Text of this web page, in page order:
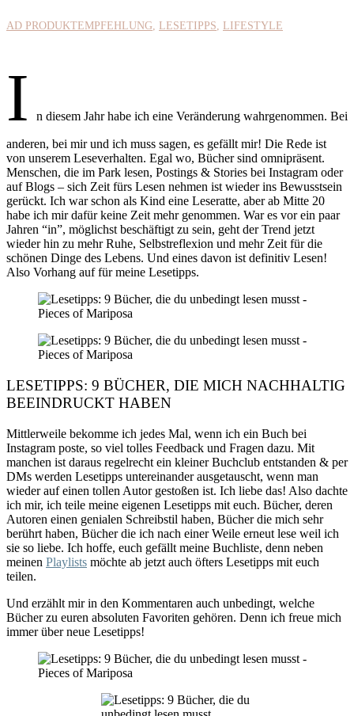
AD PRODUKTEMPFEHLUNG LESETIPPS LIFESTYLE
I n diesem Jahr habe ich eine Veränderung wahrgenommen. Bei
anderen, bei mir und ich muss sagen, es gefällt mir! Die Rede ist
von unserem Leseverhalten. Egal wo, Bücher sind omnipräsent.
Menschen, die im Park lesen, Postings & Stories bei Instagram oder
auf Blogs – sich Zeit fürs Lesen nehmen ist wieder ins Bewusstsein
gerückt. Ich war schon als Kind eine Leseratte, aber ab Mitte 20
habe ich mir dafür keine Zeit mehr genommen. War es vor ein paar
Jahren “in”, möglichst beschäftigt zu sein, geht der Trend jetzt
wieder hin zu mehr Ruhe, Selbstreflexion und mehr Zeit für die
schönen Dinge des Lebens. Und eines davon ist definitiv Lesen!
Also Vorhang auf für meine Lesetipps.
LESETIPPS: 9 BÜCHER, DIE MICH NACHHALTIG
BEEINDRUCKT HABEN
Mittlerweile bekomme ich jedes Mal, wenn ich ein Buch bei
Instagram poste, so viel tolles Feedback und Fragen dazu. Mit
manchen ist daraus regelrecht ein kleiner Buchclub entstanden & per
DMs werden Lesetipps untereinander ausgetauscht, wenn man
wieder auf einen tollen Autor gestoßen ist. Ich liebe das! Also dachte
ich mir, ich teile meine eigenen Lesetipps mit euch. Bücher, deren
Autoren einen genialen Schreibstil haben, Bücher die mich sehr
berührt haben, Bücher die ich nach einer Weile erneut lese weil ich
sie so liebe. Ich hoffe, euch gefällt meine Buchliste, denn neben
meinen Playlists möchte ab jetzt auch öfters Lesetipps mit euch
teilen.
Und erzählt mir in den Kommentaren auch unbedingt, welche
Bücher zu euren absoluten Favoriten gehören. Denn ich freue mich
immer über neue Lesetipps!